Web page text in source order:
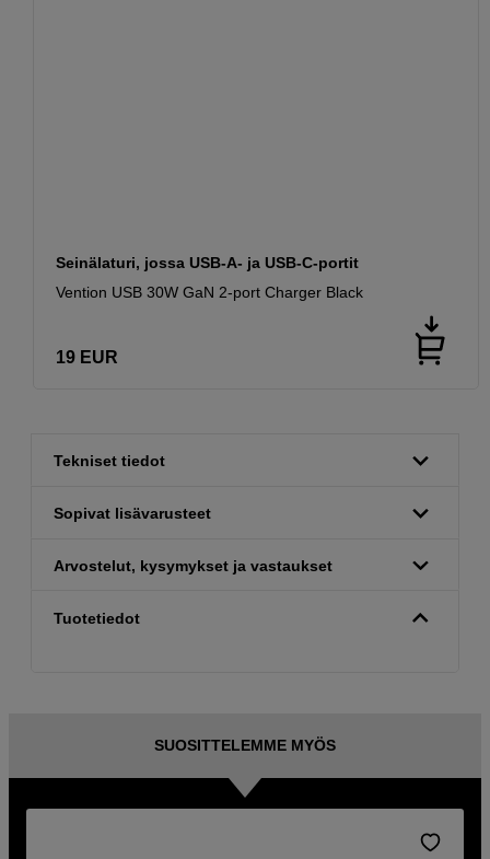
Seinälaturi, jossa USB-A- ja USB-C-portit
Vention USB 30W GaN 2-port Charger Black
19 EUR
Tekniset tiedot
Sopivat lisävarusteet
Arvostelut, kysymykset ja vastaukset
Tuotetiedot
SUOSITTELEMME MYÖS